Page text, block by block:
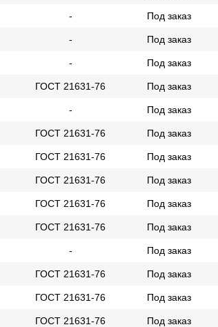
- Под заказ
- Под заказ
- Под заказ
ГОСТ 21631-76 Под заказ
- Под заказ
ГОСТ 21631-76 Под заказ
ГОСТ 21631-76 Под заказ
ГОСТ 21631-76 Под заказ
ГОСТ 21631-76 Под заказ
ГОСТ 21631-76 Под заказ
- Под заказ
ГОСТ 21631-76 Под заказ
ГОСТ 21631-76 Под заказ
ГОСТ 21631-76 Под заказ